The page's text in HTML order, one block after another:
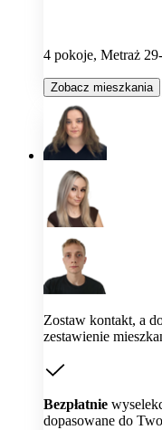
4 pokoje, Metraż
Zobacz mieszkania
Zostaw kontakt, a
zestawienie
Bezpłatnie
dopasowane do